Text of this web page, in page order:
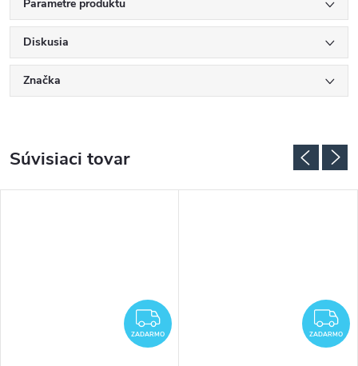
Parametre produktu
Diskusia
Značka
Súvisiaci tovar
ZADARMO
ZADARMO ZADARMO